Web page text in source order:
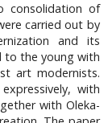
consolidation of
carried out by
and its
to the young with
art modernists.
with
with Oleka-